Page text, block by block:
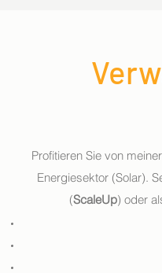
Profitieren Sie von meiner
Energiesektor (Solar).
(ScaleUp) oder